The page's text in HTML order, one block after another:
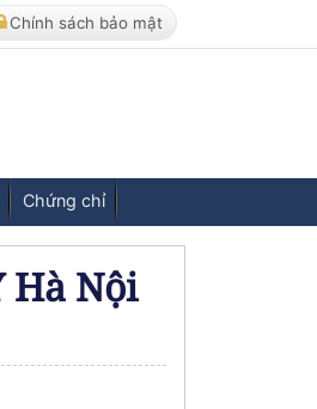
Chính sách bảo mật
Chứng chỉ
Hà Nội